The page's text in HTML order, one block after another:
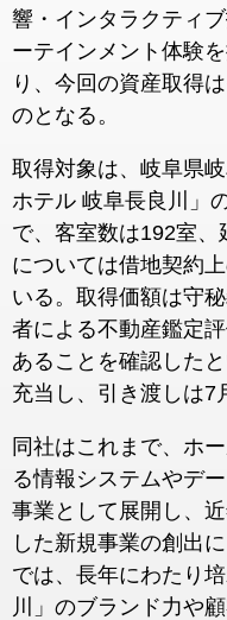
響・インタラクティ
ーテインメント体験
り、今回の資産取得
のとなる。
取得対象は、岐阜県
ホテル 岐阜長良川」
で、客室数は192室
については借地契約
いる。取得価額は守
者による不動産鑑定
あることを確認した
充当し、引き渡しは7
同社はこれまで、ホ
る情報システムやデ
事業として展開し、
した新規事業の創出
では、長年にわたり
川」のブランド力や